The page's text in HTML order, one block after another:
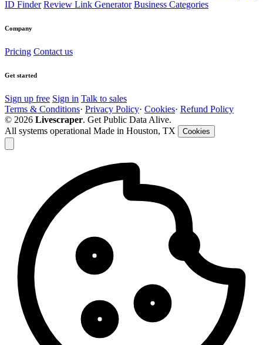
ID Finder Review Link Generator Business Categories
Company
Pricing Contact us
Get started
Sign up free Sign in Talk to sales
Terms & Conditions· Privacy Policy· Cookies· Refund Policy
© 2026 Livescraper. Get Public Data Alive.
All systems operational Made in Houston, TX Cookies